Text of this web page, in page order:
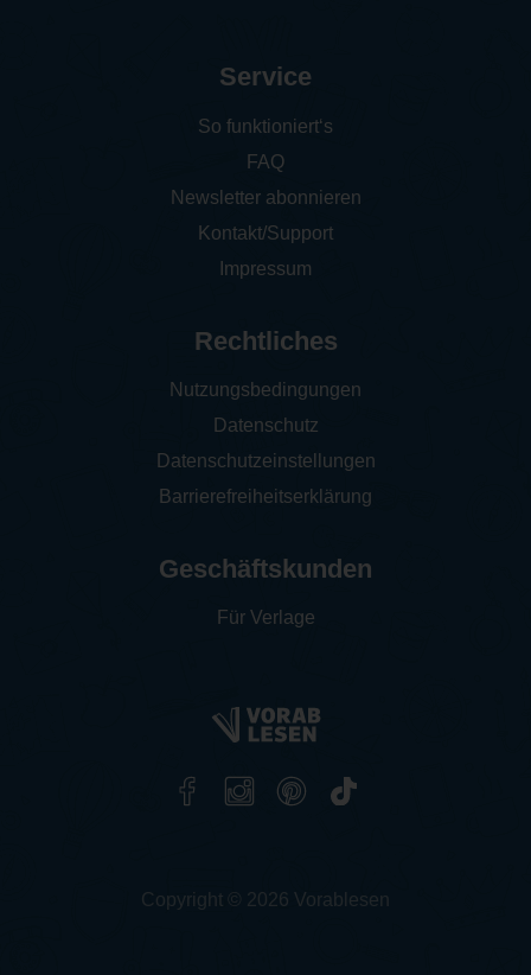
Service
So funktioniert‘s
FAQ
Newsletter abonnieren
Kontakt/Support
Impressum
Rechtliches
Nutzungsbedingungen
Datenschutz
Datenschutzeinstellungen
Barrierefreiheitserklärung
Geschäftskunden
Für Verlage
Copyright © 2026 Vorablesen